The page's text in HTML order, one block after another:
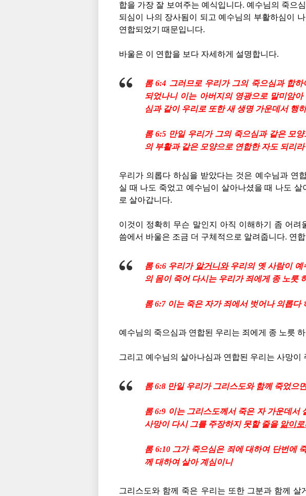
합을 가장 잘 보여주는 예식입니다. 예수님의 죽으
되심이 나의 장사됨이 되고 예수님의 부활하심이
연합되었기 때문입니다.
바울은 이 연합을 보다 자세하게 설명합니다.
롬 6:4 그러므로 우리가 그의 죽으심과 합
되었나니 이는 아버지의 영광으로 말미암
심과 같이 우리로 또한 새 생명 가운데서 행
롬 6:5 만일 우리가 그의 죽으심과 같은 모
의 부활과 같은 모양으로 연합한 자도 되리라
우리가 의롭다 하심을 받았다는 것은 예수님과 연
실 때 나도 죽었고 예수님이 살아나셨을 때 나도
로 살아갑니다.
이것이 정확히 무슨 말인지 아직 이해하기 좀 어
씀에서 바울은 조금 더 구체적으로 알려줍니다. 연
롬 6:6 우리가 알거니와우리의 옛 사람이 예
의 몸이 죽어 다시는 우리가 죄에게 종 노릇
롬 6:7 이는 죽은 자가 죄에서 벗어나 의롭다
예수님의 죽으심과 연합된 우리는 죄에게 종 노릇
그리고 예수님의 살아나심과 연합된 우리는 사망이
롬 6:8 만일 우리가 그리스도와 함께 죽었으
롬 6:9 이는 그리스도께서 죽은 자 가운데서
사망이 다시 그를 주장하지 못할 줄을 앎이
롬 6:10 그가 죽으심은 죄에 대하여 단번에
께 대하여 살아 계심이니
그리스도와 함께 죽은 우리는 또한 그분과 함께 살